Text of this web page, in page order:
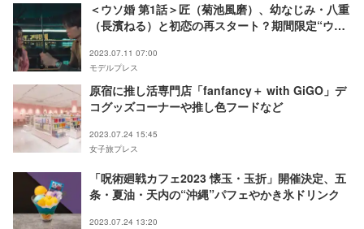
＜ウソ婚 第1話＞匠（菊池風磨）、幼なじみ・八重
（長濱ねる）と初恋の再スタート？期間限定“ウソ
2023.07.11 07:00
モデルプレス
原宿に推し活専門店「fanfancy＋ with GiGO」デ
コグッズコーナーや推し色フードなど
2023.07.24 15:45
女子旅プレス
「呪術廻戦カフェ2023 懐玉・玉折」開催決定、五
条・夏油・天内の“沖縄”パフェやかき氷ドリンク
2023.07.24 13:20